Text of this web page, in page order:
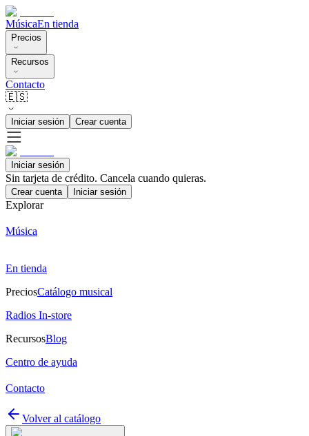
MúsicaEn tienda
Precios
Recursos
Contacto
🇪🇸
Iniciar sesión Crear cuenta
Iniciar sesión
Sin tarjeta de crédito. Cancela cuando quieras.
Crear cuenta Iniciar sesión
Explorar
Música
En tienda
PreciosCatálogo musical
Radios In-store
RecursosBlog
Centro de ayuda
Contacto
Volver al catálogo